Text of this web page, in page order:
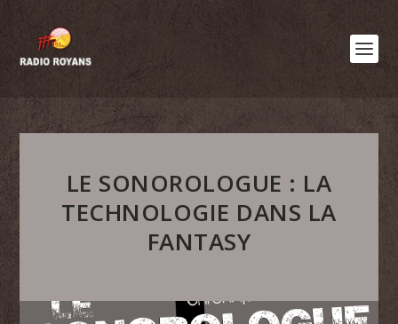
LE SONOROLOGUE : LA
TECHNOLOGIE DANS LA
FANTASY